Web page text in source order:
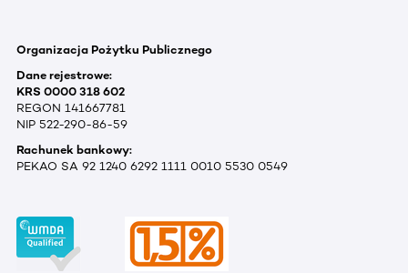
Organizacja Pożytku Publicznego
Dane rejestrowe:
KRS 0000 318 602
REGON 141667781
NIP 522-290-86-59
Rachunek bankowy:
PEKAO SA 92 1240 6292 1111 0010 5530 0549